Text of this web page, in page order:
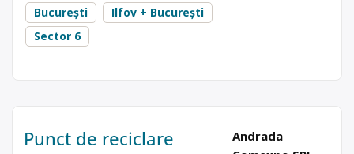
București
Ilfov + București
Sector 6
Punct de reciclare
Andrada